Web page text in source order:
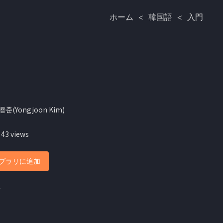
ホーム < 韓国語 < 入門
준(Yongjoon Kim)
views
ラリに追加